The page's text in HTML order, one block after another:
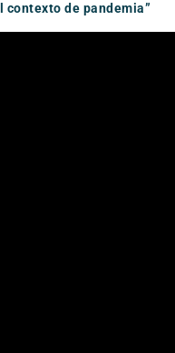
contexto de pandemia”